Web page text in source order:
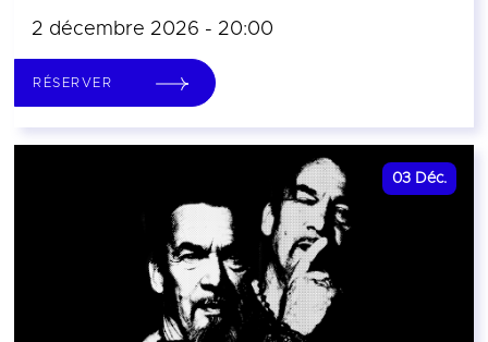
2 décembre 2026 - 20:00
RÉSERVER
03 Déc.